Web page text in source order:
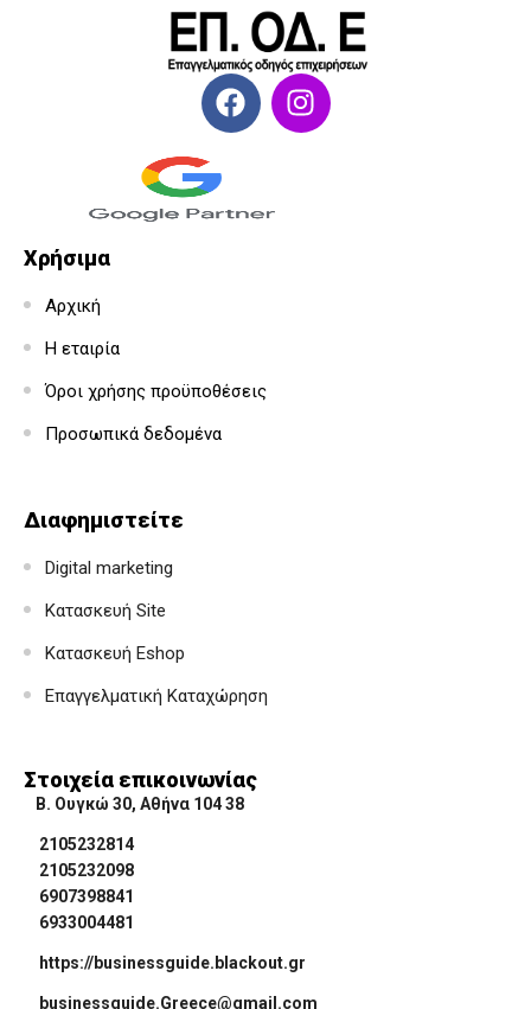
Χρήσιμα
Αρχική
Η εταιρία
Όροι χρήσης προϋποθέσεις
Προσωπικά δεδομένα
Διαφημιστείτε
Digital marketing
Κατασκευή Site
Κατασκευή Eshop
Επαγγελματική Καταχώρηση
Στοιχεία επικοινωνίας
Β. Ουγκώ 30, Αθήνα 104 38
2105232814
2105232098
6907398841
6933004481
https://businessguide.blackout.gr
businessguide.Greece@gmail.com